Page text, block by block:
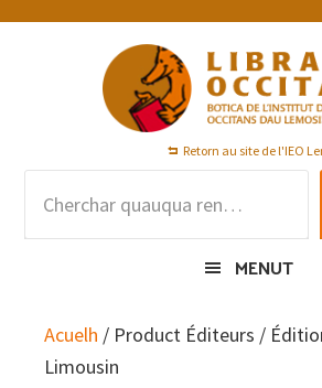
Skip
Skip
Skip
Retorn au site de l'IEO
MENUT
Acuelh / Product Éditeurs /
Limousin